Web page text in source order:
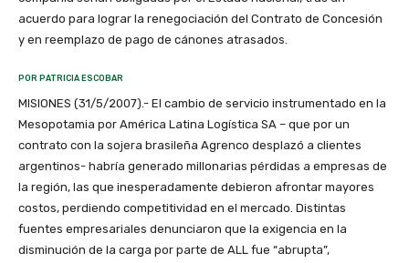
acuerdo para lograr la renegociación del Contrato de Concesión
y en reemplazo de pago de cánones atrasados.
POR PATRICIA ESCOBAR
MISIONES (31/5/2007).- El cambio de servicio instrumentado en la
Mesopotamia por América Latina Logística SA – que por un
contrato con la sojera brasileña Agrenco desplazó a clientes
argentinos- habría generado millonarias pérdidas a empresas de
la región, las que inesperadamente debieron afrontar mayores
costos, perdiendo competitividad en el mercado. Distintas
fuentes empresariales denunciaron que la exigencia en la
disminución de la carga por parte de ALL fue “abrupta”,